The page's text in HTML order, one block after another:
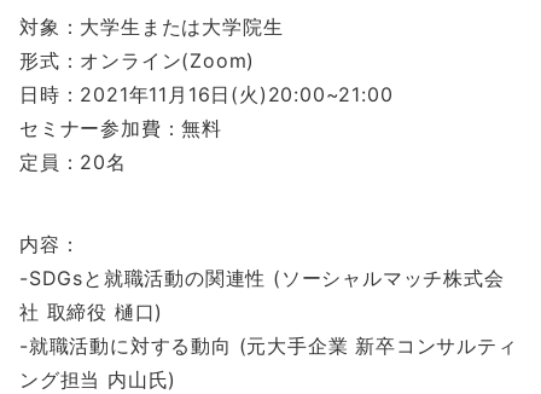
対象：大学生または大学院生
形式：オンライン(Zoom)
日時：2021年11月16日(火)20:00~21:00
セミナー参加費：無料
定員：20名
内容：
-SDGsと就職活動の関連性 (ソーシャルマッチ株式会
社 取締役 樋口)
-就職活動に対する動向 (元大手企業 新卒コンサルティ
ング担当 内山氏)